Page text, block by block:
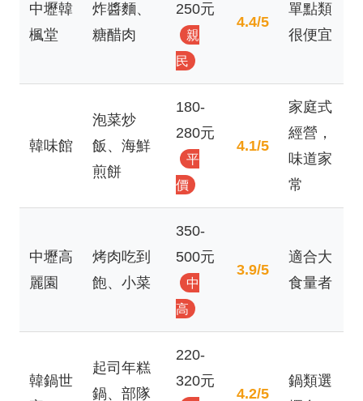
中壢韓
楓堂
炸醬麵、
糖醋肉
250元
親
民
4.4/5
單點類
很便宜
韓味館
泡菜炒
飯、海鮮
煎餅
180-
280元
平
價
4.1/5
家庭式
經營，
味道家
常
中壢高
麗園
烤肉吃到
飽、小菜
350-
500元
中
高
3.9/5
適合大
食量者
韓鍋世
起司年糕
鍋、部隊
220-
320元
4.2/5
鍋類選